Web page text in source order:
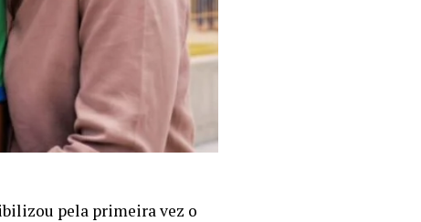
pela primeira vez o